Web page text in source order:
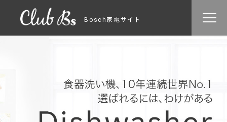
Bosch家電サイト